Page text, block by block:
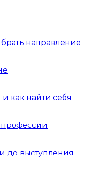
направление
как найти себя
профессии
до выступления